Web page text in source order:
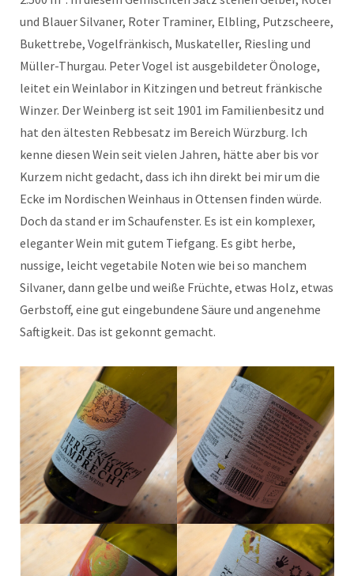
und Blauer Silvaner, Roter Traminer, Elbling, Putzscheere,
Bukettrebe, Vogelfränkisch, Muskateller, Riesling und
Müller-Thurgau. Peter Vogel ist ausgebildeter Önologe,
leitet ein Weinlabor in Kitzingen und betreut fränkische
Winzer. Der Weinberg ist seit 1901 im Familienbesitz und
hat den ältesten Rebbesatz im Bereich Würzburg. Ich
kenne diesen Wein seit vielen Jahren, hätte aber bis vor
Kurzem nicht gedacht, dass ich ihn direkt bei mir um die
Ecke im Nordischen Weinhaus in Ottensen finden würde.
Doch da stand er im Schaufenster. Es ist ein komplexer,
eleganter Wein mit gutem Tiefgang. Es gibt herbe,
nussige, leicht vegetabile Noten wie bei so manchem
Silvaner, dann gelbe und weiße Früchte, etwas Holz, etwas
Gerbstoff, eine gut eingebundene Säure und angenehme
Saftigkeit. Das ist gekonnt gemacht.